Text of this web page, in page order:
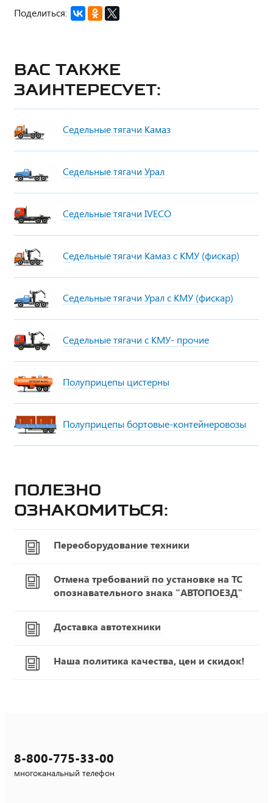
Поделиться:
Вас также
заинтересует:
Седельные тягачи Камаз
Седельные тягачи Урал
Седельные тягачи IVECO
Седельные тягачи Камаз с КМУ (фискар)
Седельные тягачи Урал с КМУ (фискар)
Седельные тягачи с КМУ- прочие
Полуприцепы цистерны
Полуприцепы бортовые-контейнеровозы
Полезно
ознакомиться:
Переоборудование техники
Отмена требований по установке на ТС
опознавательного знака "АВТОПОЕЗД"
Доставка автотехники
Наша политика качества, цен и скидок!
8-800-775-33-00
многоканальный телефон